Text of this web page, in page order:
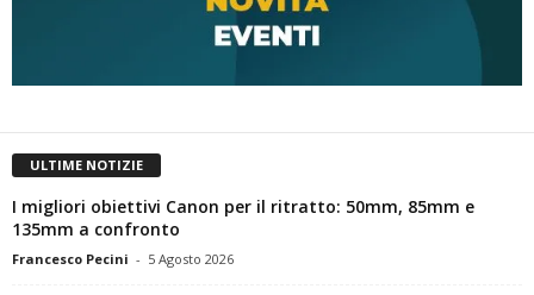
ULTIME NOTIZIE
I migliori obiettivi Canon per il ritratto: 50mm, 85mm e
135mm a confronto
Francesco Pecini - 5 Agosto 2026